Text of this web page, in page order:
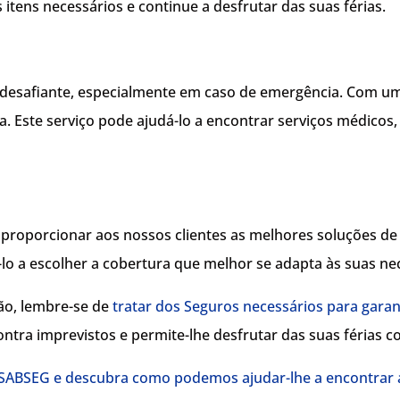
necessários e continue a desfrutar das suas férias.
especialmente em caso de emergência. Com
Este serviço pode ajudá-lo a encontrar serviços
aos nossos clientes as melhores soluções
a escolher a cobertura que melhor se adapta às suas
lembre-se detratar dos Seguros necessários para
imprevistos e permite-lhe desfrutar das suas férias
e descubra como podemos ajudar-lhe a